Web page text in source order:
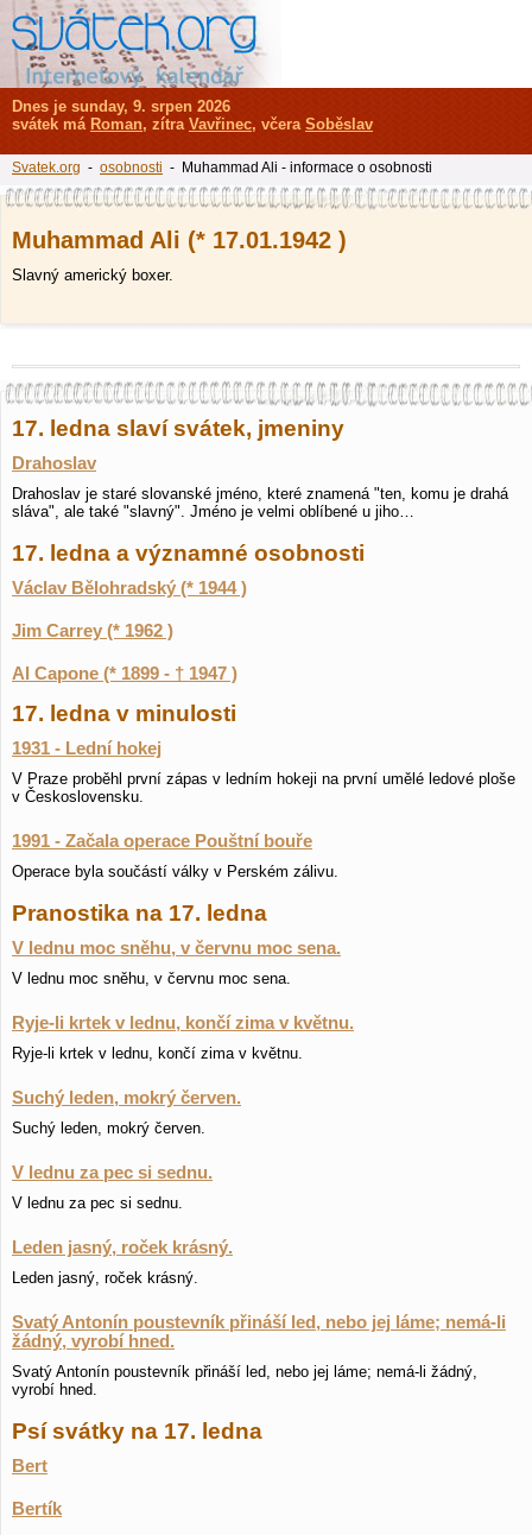
Muhammad Ali (* 17.01.1942 )
Slavný americký boxer.
17. ledna slaví svátek, jmeniny
Drahoslav
Drahoslav je staré slovanské jméno, které znamená "ten, komu je drahá
sláva", ale také "slavný". Jméno je velmi oblíbené u jiho…
17. ledna a významné osobnosti
Václav Bělohradský (* 1944 )
Jim Carrey (* 1962 )
Al Capone (* 1899 - † 1947 )
17. ledna v minulosti
1931 - Lední hokej
V Praze proběhl první zápas v ledním hokeji na první umělé ledové ploše
v Československu.
1991 - Začala operace Pouštní bouře
Operace byla součástí války v Perském zálivu.
Pranostika na 17. ledna
V lednu moc sněhu, v červnu moc sena.
V lednu moc sněhu, v červnu moc sena.
Ryje-li krtek v lednu, končí zima v květnu.
Ryje-li krtek v lednu, končí zima v květnu.
Suchý leden, mokrý červen.
Suchý leden, mokrý červen.
V lednu za pec si sednu.
V lednu za pec si sednu.
Leden jasný, roček krásný.
Leden jasný, roček krásný.
Svatý Antonín poustevník přináší led, nebo jej láme; nemá-li
žádný, vyrobí hned.
Svatý Antonín poustevník přináší led, nebo jej láme; nemá-li žádný,
vyrobí hned.
Psí svátky na 17. ledna
Bert
Bertík
Dnes je sunday, 9. srpen 2026
svátek má Roman, zítra Vavřinec, včera Soběslav
Svatek.org - osobnosti - Muhammad Ali - informace o osobnosti